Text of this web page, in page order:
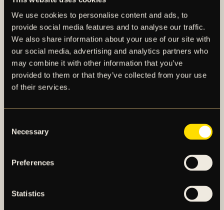
We use cookies to personalise content and ads, to
provide social media features and to analyse our traffic.
We also share information about your use of our site with
our social media, advertising and analytics partners who
may combine it with other information that you’ve
provided to them or that they’ve collected from your use
of their services.
Selection
Necessary
Preferences
Statistics
drottningar.
– Att vara kung eller drottning är i första hand en
attityd mer än ett ämbete. Alla AIK:are är kungliga i
sitt sätt att vara. Från spelare i våra a-lag till
knattelagen, funktionärer, ledare och supportrar.
ett svartgult hjärta som pumpar kungligt, blått blod.
Fredrik Söderberg, tf Klubbdirektör AIK Fotboll.
AIK Royal Edition har en djupblå “Royal Blue” färg,
baserad på den blå färgen i AIK:s crest. Över bröstet
hommage till hemstaden och att man är alla